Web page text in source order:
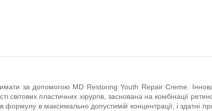
за допомогою MD Restoring Youth Repair Creme.
пластичних хірургів, заснована на комбінації
формулу в максимально допустимій концентрації, і здатні